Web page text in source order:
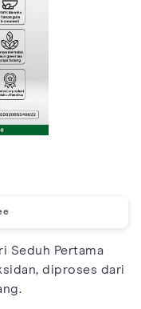
Seduh Pertama
diproses dari